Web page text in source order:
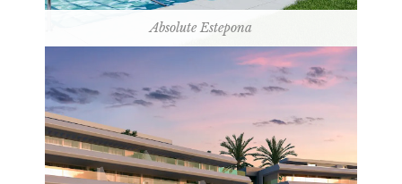
Absolute Estepona